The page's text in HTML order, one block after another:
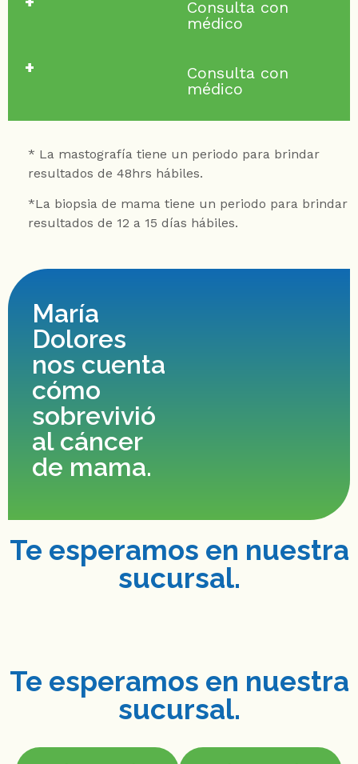
Consulta con
médico
+
Consulta con
médico
* La mastografía tiene un periodo para brindar
resultados de 48hrs hábiles.
*La biopsia de mama tiene un periodo para brindar
resultados de 12 a 15 días hábiles.
María
Dolores
nos cuenta
cómo
sobrevivió
al cáncer
de mama.
Te esperamos en nuestra
sucursal.
Te esperamos en nuestra
sucursal.